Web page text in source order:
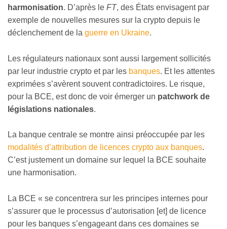
harmonisation. D’après le FT, des États envisagent par
exemple de nouvelles mesures sur la crypto depuis le
déclenchement de la guerre en Ukraine.
Les régulateurs nationaux sont aussi largement sollicités
par leur industrie crypto et par les banques. Et les attentes
exprimées s’avèrent souvent contradictoires. Le risque,
pour la BCE, est donc de voir émerger un patchwork de
législations nationales.
La banque centrale se montre ainsi préoccupée par les
modalités d’attribution de licences crypto aux banques.
C’est justement un domaine sur lequel la BCE souhaite
une harmonisation.
La BCE « se concentrera sur les principes internes pour
s’assurer que le processus d’autorisation [et] de licence
pour les banques s’engageant dans ces domaines se